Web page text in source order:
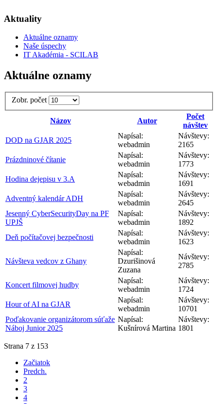
Aktuality
Aktuálne oznamy
Naše úspechy
IT Akadémia - SCILAB
Aktuálne oznamy
Zobr. počet
Názov Autor
Počet
návštev
DOD na GJAR 2025
Napísal:
webadmin
Návštevy:
2165
Prázdninové čítanie
Napísal:
webadmin
Návštevy:
1773
Hodina dejepisu v 3.A
Napísal:
webadmin
Návštevy:
1691
Adventný kalendár ADH
Napísal:
webadmin
Návštevy:
2645
Jesenný CyberSecurityDay na PF
UPJŠ
Napísal:
webadmin
Návštevy:
1892
Deň počítačovej bezpečnosti
Napísal:
webadmin
Návštevy:
1623
Návšteva vedcov z Ghany
Napísal:
Dzurišinová
Zuzana
Návštevy:
2785
Koncert filmovej hudby
Napísal:
webadmin
Návštevy:
1724
Hour of AI na GJAR
Napísal:
webadmin
Návštevy:
10701
Poďakovanie organizátorom súťaže
Náboj Junior 2025
Napísal:
Kušnírová Martina
Návštevy:
1801
Strana 7 z 153
Začiatok
Predch.
2
3
4